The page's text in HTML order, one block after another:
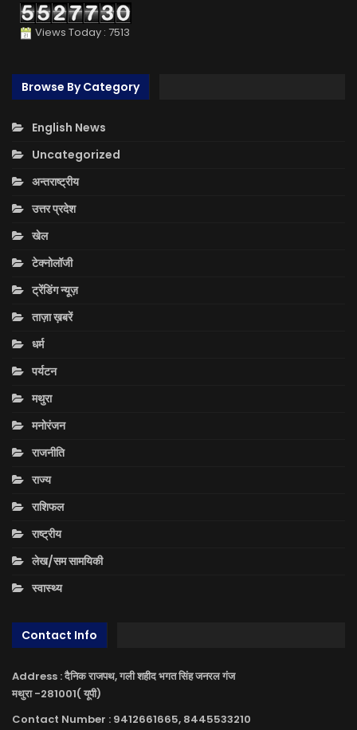
Views Today : 7513
Browse By Category
English News
Uncategorized
अन्तराष्ट्रीय
उत्तर प्रदेश
खेल
टेक्नोलॉजी
ट्रेंडिंग न्यूज़
ताज़ा ख़बरें
धर्म
पर्यटन
मथुरा
मनोरंजन
राजनीति
राज्य
राशिफल
राष्ट्रीय
लेख/सम सामयिकी
स्वास्थ्य
Contact Info
Address : दैनिक राजपथ, गली शहीद भगत सिंह जनरल गंज
मथुरा -281001( यूपी)
Contact Number : 9412661665, 8445533210